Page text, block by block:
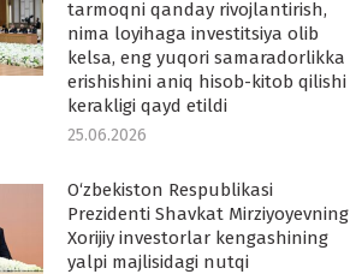
tarmoqni qanday rivojlantirish,
nima loyihaga investitsiya olib
kelsa, eng yuqori samaradorlikka
erishishini aniq hisob-kitob qilishi
kerakligi qayd etildi
25.06.2026
O‘zbekiston Respublikasi
Prezidenti Shavkat Mirziyoyevning
Xorijiy investorlar kengashining
yalpi majlisidagi nutqi